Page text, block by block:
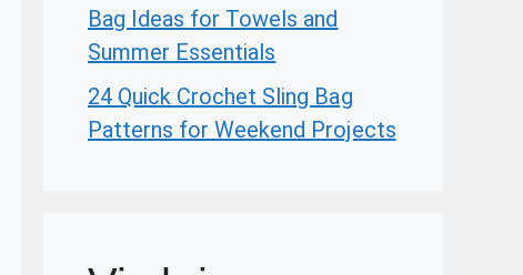
Bag Ideas for Towels and
Summer Essentials
24 Quick Crochet Sling Bag
Patterns for Weekend Projects